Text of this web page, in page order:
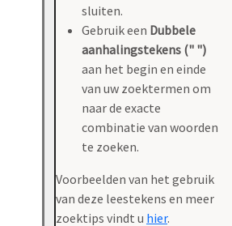
sluiten.
Gebruik een Dubbele
aanhalingstekens (" ")
aan het begin en einde
van uw zoektermen om
naar de exacte
combinatie van woorden
te zoeken.
Voorbeelden van het gebruik
van deze leestekens en meer
zoektips vindt u hier.